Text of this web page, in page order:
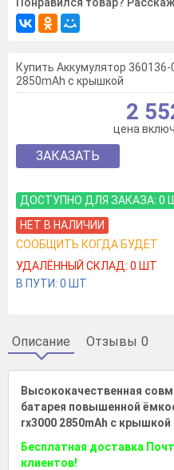
Купить Аккумулятор 360136-
2850mAh с крышкой
2
цена
ЗАКАЗАТЬ
ДОСТУПНО ДЛЯ ЗАКАЗА: 0
НЕТ В НАЛИЧИИ
СООБЩИТЬ КОГДА БУДЕТ
УДАЛЁННЫЙ СКЛАД: 0 ШТ
В ПУТИ: 0 ШТ
Описание Отзывы 0
Высококачественная
батарея повышенной
rx3000 2850mAh с крышкой
Бесплатная доставка
клиентов!